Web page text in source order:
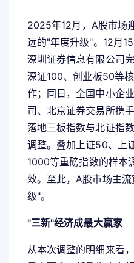
2025年12月，A股市场
远的"年度升级"。12月
深圳证券信息有限公司
深证100、创业板50等
作；同日，全国中小企
司、北京证券交易所携
落地三板指数与北证指
调整。叠加上证50、上
1000等重磅指数的样本
效。至此，A股市场主
级"。
"三新"经济成最大赢家
从本次调整的明细来看